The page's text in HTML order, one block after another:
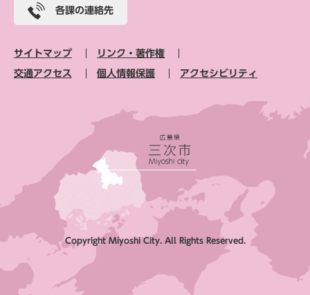
各課の連絡先
サイトマップ リンク・著作権
交通アクセス 個人情報保護 アクセシビリティ
Copyright Miyoshi City. All Rights Reserved.